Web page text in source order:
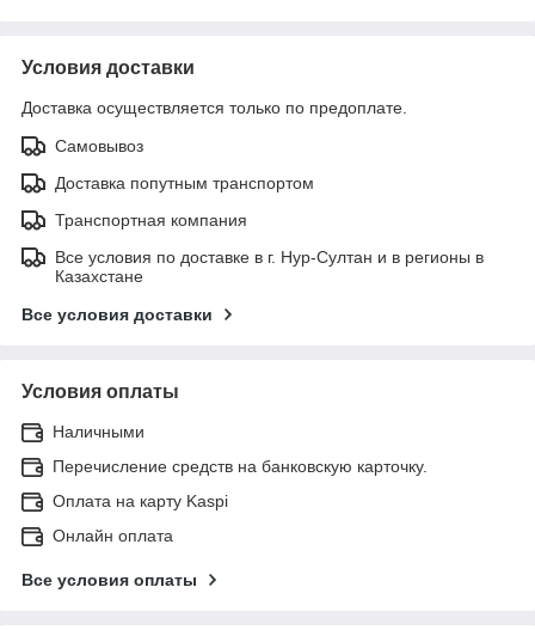
Условия доставки
Доставка осуществляется только по предоплате.
Самовывоз
Доставка попутным транспортом
Транспортная компания
Все условия по доставке в г. Нур-Султан и в регионы в
Казахстане
Все условия доставки
Условия оплаты
Наличными
Перечисление средств на банковскую карточку.
Оплата на карту Kaspi
Онлайн оплата
Все условия оплаты